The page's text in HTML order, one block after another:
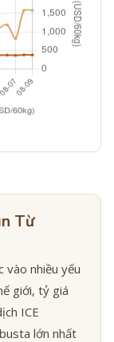
Từ
vào nhiều yếu
giới, tỷ giá
ICE
lớn nhất